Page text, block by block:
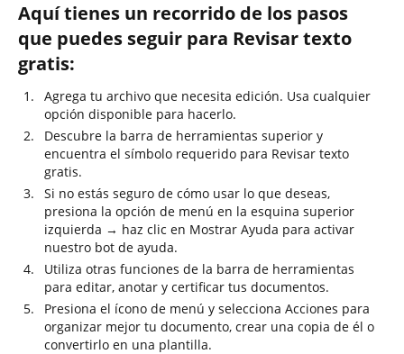
Aquí tienes un recorrido de los pasos
que puedes seguir para Revisar texto
gratis:
Agrega tu archivo que necesita edición. Usa cualquier
opción disponible para hacerlo.
Descubre la barra de herramientas superior y
encuentra el símbolo requerido para Revisar texto
gratis.
Si no estás seguro de cómo usar lo que deseas,
presiona la opción de menú en la esquina superior
izquierda → haz clic en Mostrar Ayuda para activar
nuestro bot de ayuda.
Utiliza otras funciones de la barra de herramientas
para editar, anotar y certificar tus documentos.
Presiona el ícono de menú y selecciona Acciones para
organizar mejor tu documento, crear una copia de él o
convertirlo en una plantilla.